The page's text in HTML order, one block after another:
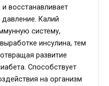
восстанавливает
Калий
систему,
инсулина, тем
развитие
Способствует
на организм